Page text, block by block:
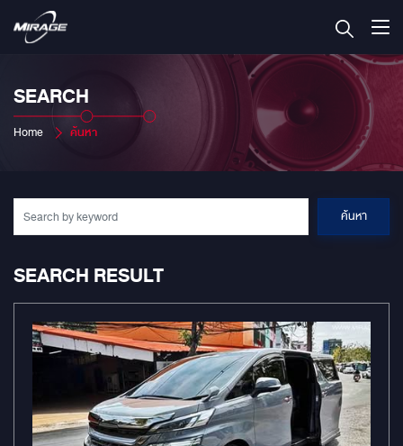
SEARCH
Home ค้นหา
ค้นหา
SEARCH RESULT